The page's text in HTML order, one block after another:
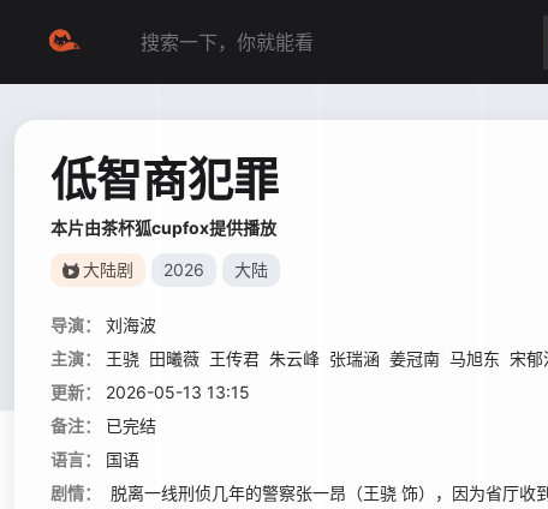
低智商犯罪
本片由茶杯狐cupfox提供播放
大陆剧 2026 大陆
导演：
刘海波
主演：
王骁 田曦薇 王传君 朱云峰 张瑞涵 姜冠南 马旭东 宋郁
更新：
2026-05-13 13:15
备注：
已完结
语言：
国语
剧情：
脱离一线刑侦几年的警察张一昂（王骁 饰），因为省厅